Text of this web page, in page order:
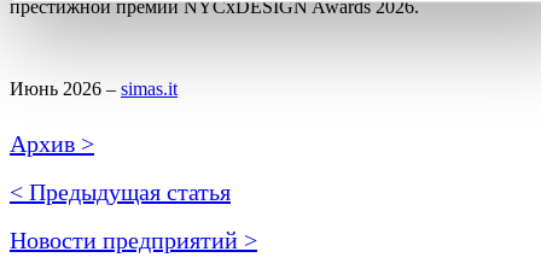
престижной премии NYCxDESIGN Awards 2026.
Июнь 2026 – simas.it
Архив >
< Предыдущая статья
Новости предприятий >